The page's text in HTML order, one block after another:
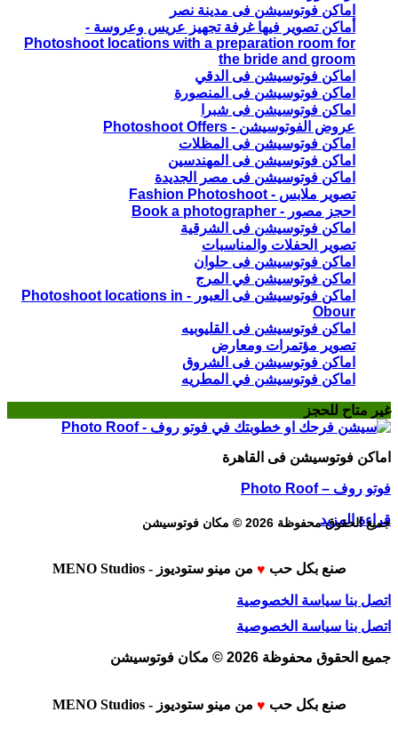
اماكن فوتوسيشن فى مدينة نصر
أماكن تصوير فيها غرفة تجهيز عريس وعروسة -
Photoshoot locations with a preparation room for
the bride and groom
اماكن فوتوسيشن فى الدقي
اماكن فوتوسيشن فى المنصورة
اماكن فوتوسيشن فى شبرا
عروض الفوتوسيشن - Photoshoot Offers
اماكن فوتوسيشن فى المظلات
اماكن فوتوسيشن فى المهندسين
اماكن فوتوسيشن فى مصر الجديدة
تصوير ملابس - Fashion Photoshoot
احجز مصور - Book a photographer
اماكن فوتوسيشن فى الشرقية
تصوير الحفلات والمناسبات
اماكن فوتوسيشن فى حلوان
اماكن فوتوسيشن في المرج
اماكن فوتوسيشن فى العبور - Photoshoot locations in
Obour
اماكن فوتوسيشن فى القليوبيه
تصوير مؤتمرات ومعارض
اماكن فوتوسيشن فى الشروق
اماكن فوتوسيشن في المطريه
غير متاح للحجز
اماكن فوتوسيشن فى القاهرة
فوتو روف – Photo Roof
قراءة المزيد
جميع الحقوق محفوظة 2026 © مكان فوتوسيشن
صنع بكل حب ♥ من مينو ستوديوز - MENO Studios
اتصل بنا سياسة الخصوصية
اتصل بنا سياسة الخصوصية
جميع الحقوق محفوظة 2026 © مكان فوتوسيشن
صنع بكل حب ♥ من مينو ستوديوز - MENO Studios